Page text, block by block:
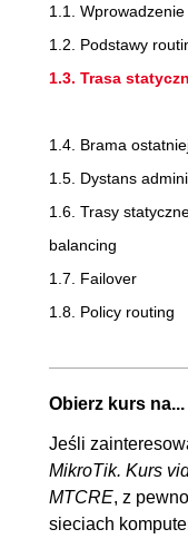
1.1. Wprowadzenie
1.2. Podstawy
1.3. Trasa
1.4. Brama
1.5. Dystans
1.6. Trasy
balancing
1.7. Failover
1.8. Policy routing
2.1. VLAN -
2.3. Inter-VLAN
2.4. VLAN (tag-
Obierz kurs
Jeśli
MikroTik. Kurs
MTCRE, z
sieciach